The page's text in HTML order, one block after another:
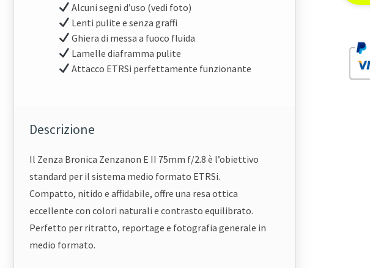
Alcuni segni d’uso (vedi foto)
Lenti pulite e senza graffi
Ghiera di messa a fuoco fluida
Lamelle diaframma pulite
Attacco ETRSi perfettamente funzionante
Descrizione
Il Zenza Bronica Zenzanon E II 75mm f/2.8 è l’obiettivo
standard per il sistema medio formato ETRSi.
Compatto, nitido e affidabile, offre una resa ottica
eccellente con colori naturali e contrasto equilibrato.
Perfetto per ritratto, reportage e fotografia generale in
medio formato.